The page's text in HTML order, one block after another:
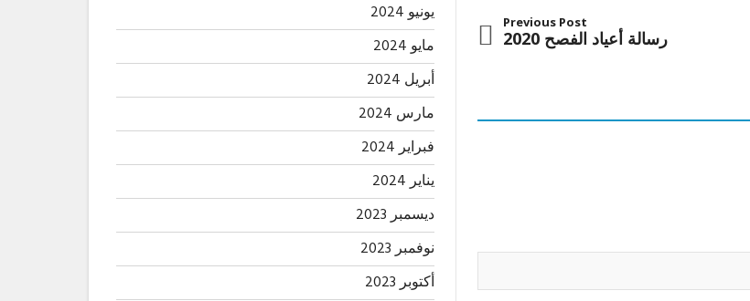
Previous Post
رسالة أعياد الفصح 2020
يونيو 2024
مايو 2024
أبريل 2024
مارس 2024
فبراير 2024
يناير 2024
ديسمبر 2023
نوفمبر 2023
أكتوبر 2023